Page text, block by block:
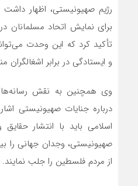
رژیم صهیونیستی، اظهار
برای نمایش اتحاد مسلمانان
تأکید کرد که این وحدت
و ایستادگی در برابر اشغالگران
وی همچنین به نقش رسانه‌ها
درباره جنایات صهیونیستی
اسلامی باید با انتشار
صهیونیستی، وجدان جهانی را
از مردم فلسطین را جلب نمایند.